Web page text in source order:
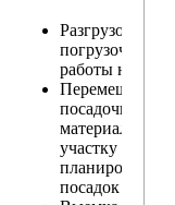
Разгрузо-
погрузочные
работы на
Перемещение
посадочного
материала по
участку и
планирование
посадок